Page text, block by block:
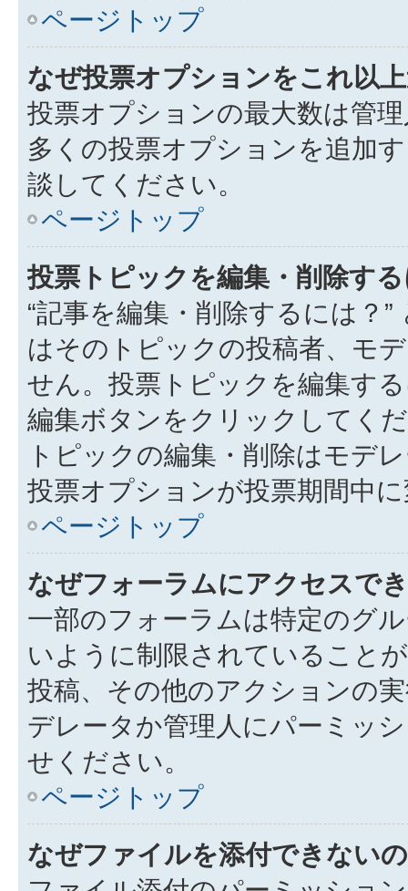
ページトップ
なぜ投票オプションをこれ以
投票オプションの最大数は管
多くの投票オプションを追加
談してください。
ページトップ
投票トピックを編集・削除す
“記事を編集・削除するには？
はそのトピックの投稿者、モ
せん。投票トピックを編集す
編集ボタンをクリックしてく
トピックの編集・削除はモデ
投票オプションが投票期間中
ページトップ
なぜフォーラムにアクセスで
一部のフォーラムは特定のグ
いように制限されていること
投稿、その他のアクションの
デレータか管理人にパーミッ
せください。
ページトップ
なぜファイルを添付できない